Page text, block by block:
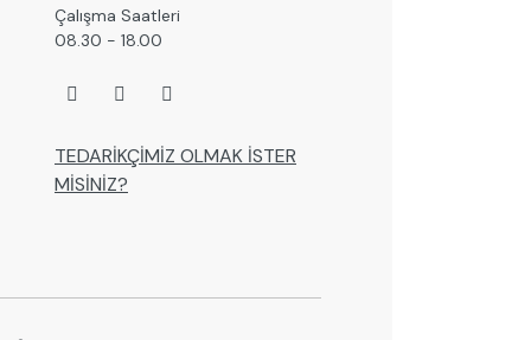
Çalışma Saatleri
08.30 - 18.00
TEDARİKÇİMİZ OLMAK İSTER
MİSİNİZ?